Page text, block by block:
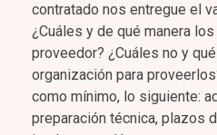
contratado nos entregue el
¿Cuáles y de qué manera
proveedor? ¿Cuáles no y
organización para
como mínimo, lo siguiente:
preparación técnica, plazos